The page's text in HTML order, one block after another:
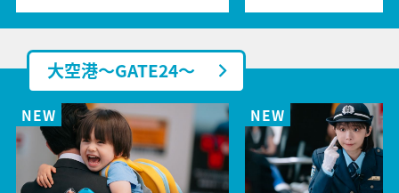
大空港～GATE24～